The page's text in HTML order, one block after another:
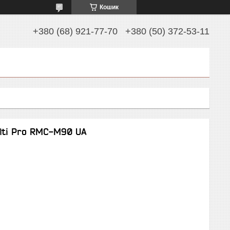
Кошик
+380 (68) 921-77-70 +380 (50) 372-53-11
Pro RMC-M90 UA